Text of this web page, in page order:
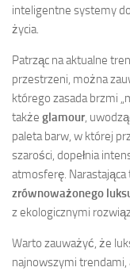
inteligentne systemy
życia.
Patrząc na aktualne
przestrzeni, można
którego zasada brzmi
także glamour,
paleta barw, w której
szarości, dopełnia
atmosferę. Narastająca
zrównoważonego
z ekologicznymi
Warto zauważyć, że
najnowszymi trendami,